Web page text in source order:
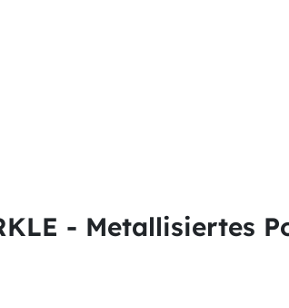
- Metallisiertes